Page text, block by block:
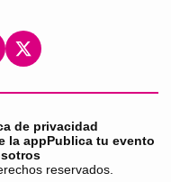
de privacidad
la appPublica tu evento
reservados.